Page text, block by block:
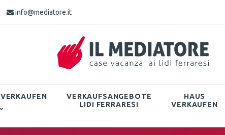
info@mediatore.it
VERKAUFEN
VERKAUFSANGEBOTE
LIDI FERRARESI
HAUS
VERKAUFEN